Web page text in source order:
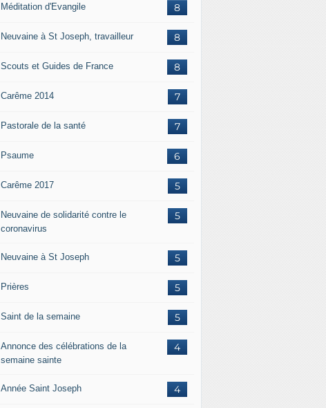
8
Méditation d'Evangile
8
Neuvaine à St Joseph, travailleur
8
Scouts et Guides de France
7
Carême 2014
7
Pastorale de la santé
6
Psaume
5
Carême 2017
5
Neuvaine de solidarité contre le
coronavirus
5
Neuvaine à St Joseph
5
Prières
5
Saint de la semaine
4
Annonce des célébrations de la
semaine sainte
4
Année Saint Joseph